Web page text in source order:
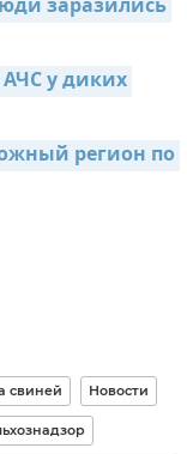
заразились
АЧС у диких
регион по
свиней Новости